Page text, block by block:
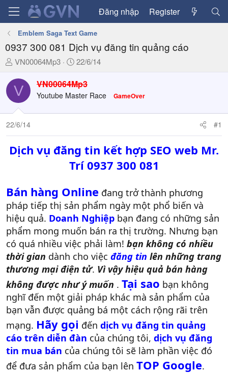
Đăng nhập Register
Emblem Saga Text Game
0937 300 081 Dịch vụ đăng tin quảng cáo
T
r
e
a
d
s
t
a
r
r
VN00064Mp3
N
à
y
ử
22/6/14
V VN00064Mp3
Youtube Master Race GameOver
22/6/14 #1
Dịch vụ đăng tin kết hợp SEO web Mr.
Trí 0937 300 081
Bán hàng Online đang trở thành phương
pháp tiếp thị sản phẩm ngày một phổ biến và
hiệu quả. Doanh Nghiệp bạn đang có những sản
phẩm mong muốn bán ra thị trường. Nhưng bạn
có quá nhiều việc phải làm! bạn không có nhiều
thời gian dành cho việc đăng tin lên những trang
thương mại điện tử. Vì vậy hiệu quả bán hàng
không được như ý muốn . Tại sao bạn không
nghĩ đến một giải pháp khác mà sản phẩm của
bạn vẫn được quảng bá một cách rộng rãi trên
mạng. Hãy gọi đến dịch vụ đăng tin quảng
cáo trên diễn đàn của chúng tôi, dịch vụ đăng
tin mua bán của chúng tôi sẽ làm phần việc đó
để đưa sản phẩm của bạn lên TOP Google.